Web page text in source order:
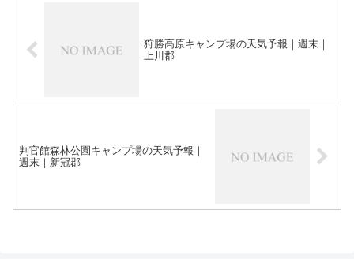
狩勝高原キャンプ場の天気予報｜週末｜
上川郡
判官館森林公園キャンプ場の天気予報｜
週末｜新冠郡